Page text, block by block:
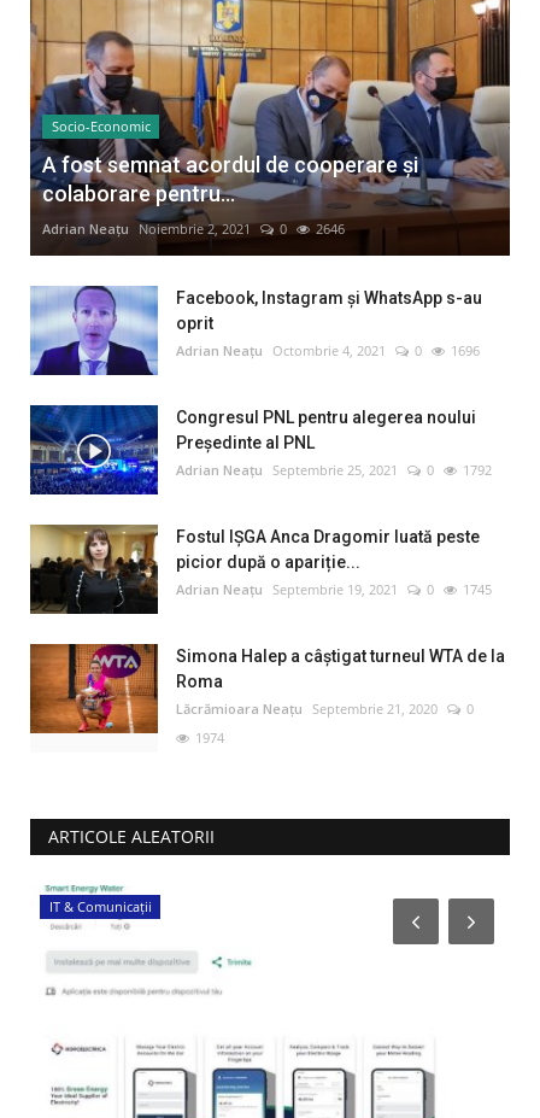
Socio-Economic
A fost semnat acordul de cooperare și
colaborare pentru...
Adrian Neațu Noiembrie 2, 2021 0 2646
Facebook, Instagram și WhatsApp s-au
oprit
Adrian Neațu Octombrie 4, 2021 0 1696
Congresul PNL pentru alegerea noului
Preşedinte al PNL
Adrian Neațu Septembrie 25, 2021 0 1792
Fostul IȘGA Anca Dragomir luată peste
picior după o apariție...
Adrian Neațu Septembrie 19, 2021 0 1745
Simona Halep a câştigat turneul WTA de la
Roma
Lăcrămioara Neațu Septembrie 21, 2020
0
1974
ARTICOLE ALEATORII
IT & Comunicații